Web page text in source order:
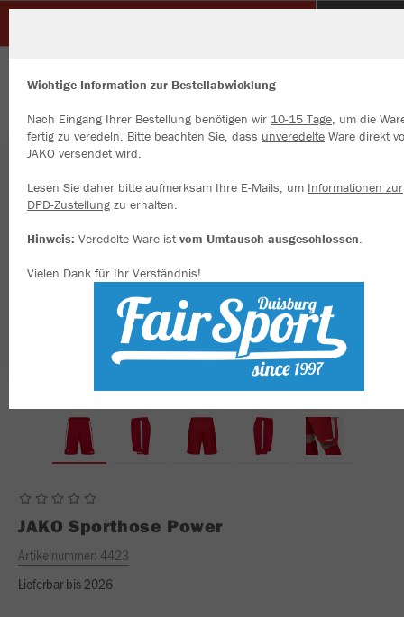
JAKO Sporthose Power
Artikelnummer: 4423
Lieferbar bis 2026
Wichtige Information zur Bestellabwicklung
Nach Eingang Ihrer Bestellung benötigen wir 10-15 Tage, um die
fertig zu veredeln. Bitte beachten Sie, dass unveredelte Ware direkt
JAKO versendet wird.
Lesen Sie daher bitte aufmerksam Ihre E-Mails, um Informationen zur
DPD-Zustellung zu erhalten.
Hinweis: Veredelte Ware istvom Umtausch ausgeschlossen.
Vielen Dank für Ihr Verständnis!
Wir verwenden Cookies
Inhalte anzeigen und unsere Website verbessern. Weitere
zu den Cookies findest Du in den Einstellungen.
Alle akzeptieren
Alle ablehnen
mehr Infos
Datenschutz
Impressum